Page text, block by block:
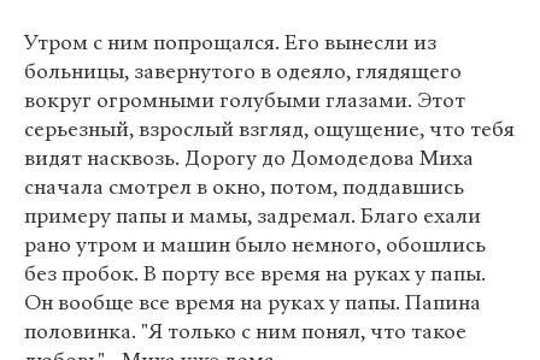
Утром с ним попрощался. Его вынесли из
больницы, завернутого в одеяло, глядящего
вокруг огромными голубыми глазами. Этот
серьезный, взрослый взгляд, ощущение, что тебя
видят насквозь. Дорогу до Домодедова Миха
сначала смотрел в окно, потом, поддавшись
примеру папы и мамы, задремал. Благо ехали
рано утром и машин было немного, обошлись
без пробок. В порту все время на руках у папы.
Он вообще все время на руках у папы. Папина
половинка. "Я только с ним понял, что такое